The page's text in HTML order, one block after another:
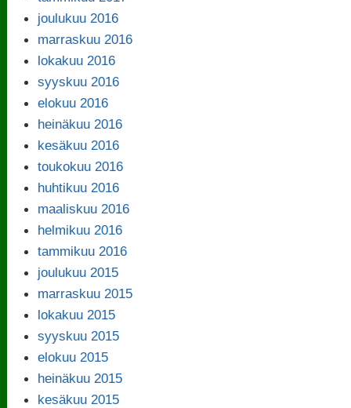
joulukuu 2016
marraskuu 2016
lokakuu 2016
syyskuu 2016
elokuu 2016
heinäkuu 2016
kesäkuu 2016
toukokuu 2016
huhtikuu 2016
maaliskuu 2016
helmikuu 2016
tammikuu 2016
joulukuu 2015
marraskuu 2015
lokakuu 2015
syyskuu 2015
elokuu 2015
heinäkuu 2015
kesäkuu 2015